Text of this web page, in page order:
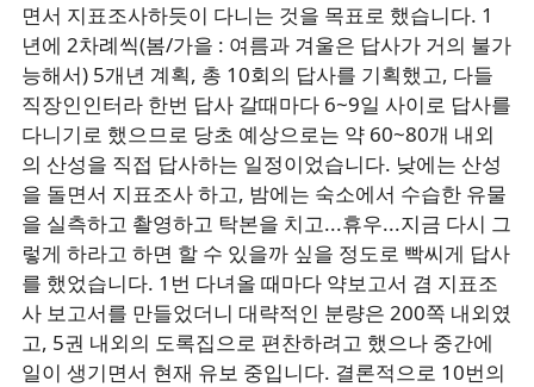
면서 지표조사하듯이 다니는 것을 목표로 했습니다. 1
년에 2차례씩(봄/가을 : 여름과 겨울은 답사가 거의 불가
능해서) 5개년 계획, 총 10회의 답사를 기획했고, 다들
직장인인터라 한번 답사 갈때마다 6~9일 사이로 답사를
다니기로 했으므로 당초 예상으로는 약 60~80개 내외
의 산성을 직접 답사하는 일정이었습니다. 낮에는 산성
을 돌면서 지표조사 하고, 밤에는 숙소에서 수습한 유물
을 실측하고 촬영하고 탁본을 치고...휴우...지금 다시 그
렇게 하라고 하면 할 수 있을까 싶을 정도로 빡씨게 답사
를 했었습니다. 1번 다녀올 때마다 약보고서 겸 지표조
사 보고서를 만들었더니 대략적인 분량은 200쪽 내외였
고, 5권 내외의 도록집으로 편찬하려고 했으나 중간에
일이 생기면서 현재 유보 중입니다. 결론적으로 10번의